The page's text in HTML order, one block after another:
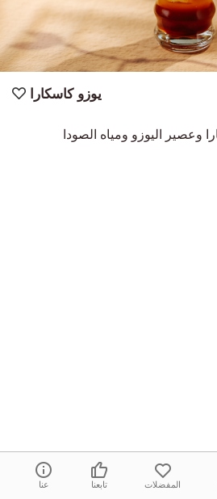
يوزو كاسكارا
عنا تابعنا المفضلات